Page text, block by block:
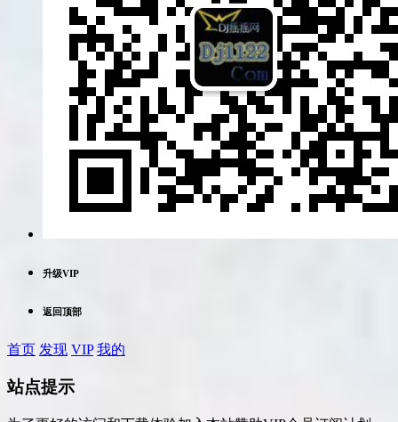
升级VIP
返回顶部
首页 发现 VIP 我的
站点提示